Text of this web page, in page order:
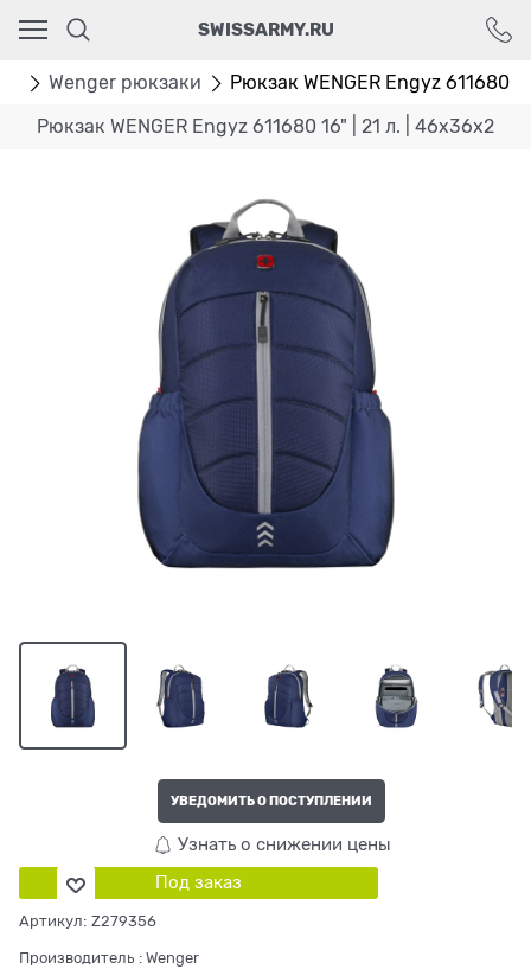
SWISSARMY.RU
Wenger рюкзаки Рюкзак WENGER Engyz 611680
Рюкзак WENGER Engyz 611680 16" | 21 л. | 46x36x2
УВЕДОМИТЬ О ПОСТУПЛЕНИИ
Узнать о снижении цены
Под заказ
Артикул: Z279356
Производитель : Wenger
Ваш город - Москва,
угадали?
ДА НЕТ